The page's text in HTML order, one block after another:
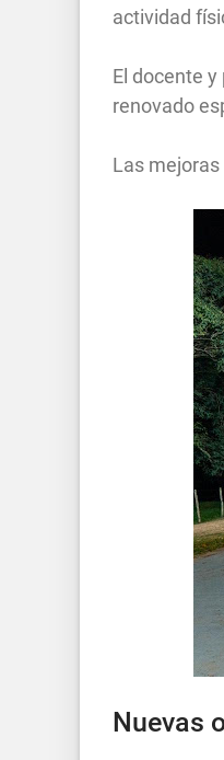
actividad
El docente
renovado
Las
Nuevas